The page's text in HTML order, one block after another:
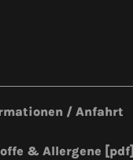
/ Anfahrt
& Allergene [pdf]